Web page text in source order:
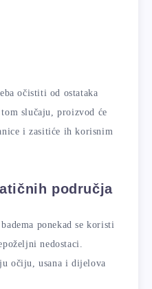
očistiti od ostataka
slučaju, proizvod će
i zasitiće ih korisnim
područja
ponekad se koristi
nedostaci.
očiju, usana i dijelova